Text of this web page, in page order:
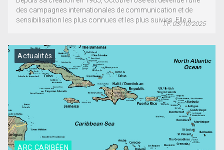
des campagnes internationales de communication et de
sensibilisation les plus connues et les plus suivies. Elle a...
T.F. 03/10/2025
ARC CARIBÉEN
Actualités